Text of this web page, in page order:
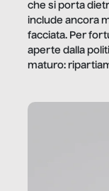
che si porta
include ancora
facciata. Per
aperte dalla
maturo: